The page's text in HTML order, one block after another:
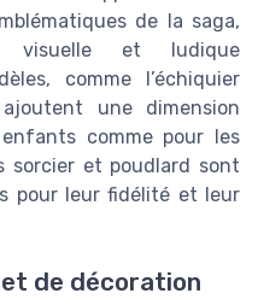
de la saga,
visuelle et ludique
comme l’échiquier
une dimension
comme pour les
sorcier et poudlard sont
pour leur fidélité et leur
de décoration